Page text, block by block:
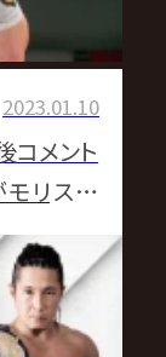
2023.01.10
コメント
リス迎